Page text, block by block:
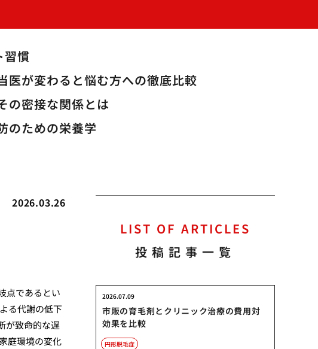
習慣
医が変わると悩む方への徹底比較
の密接な関係とは
のための栄養学
2026.03.26
点であるとい
る代謝の低下
が致命的な遅
庭環境の変化
LIST OF ARTICLES
投稿記事一覧
市販の育毛剤とクリニック治療の費用対
効果を比較
2026.07.09
円形脱毛症